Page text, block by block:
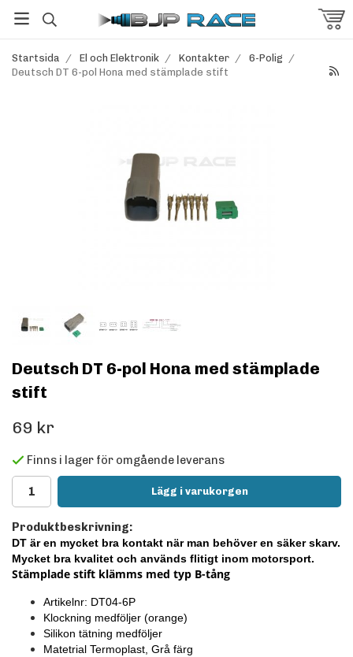
Startsida / El och Elektronik / Kontakter / 6-Polig /
Deutsch DT 6-pol Hona med stämplade stift
Deutsch DT 6-pol Hona med stämplade
stift
69 kr
Finns i lager för omgående leverans
Lägg i varukorgen
Produktbeskrivning:
DT är en mycket bra kontakt när man behöver en säker skarv.
Mycket bra kvalitet och används flitigt inom motorsport.
Stämplade stift klämms med typ B-tång
Artikelnr: DT04-6P
Klockning medföljer (orange)
Silikon tätning medföljer
Matetrial Termoplast, Grå färg